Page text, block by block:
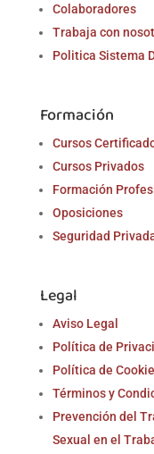
Colaboradores
Trabaja con
Politica Sistema
Formación
Cursos
Cursos Privados
Formación
Oposiciones
Seguridad
Legal
Aviso Legal
Política de
Política de
Términos y
Prevención del
Sexual en el